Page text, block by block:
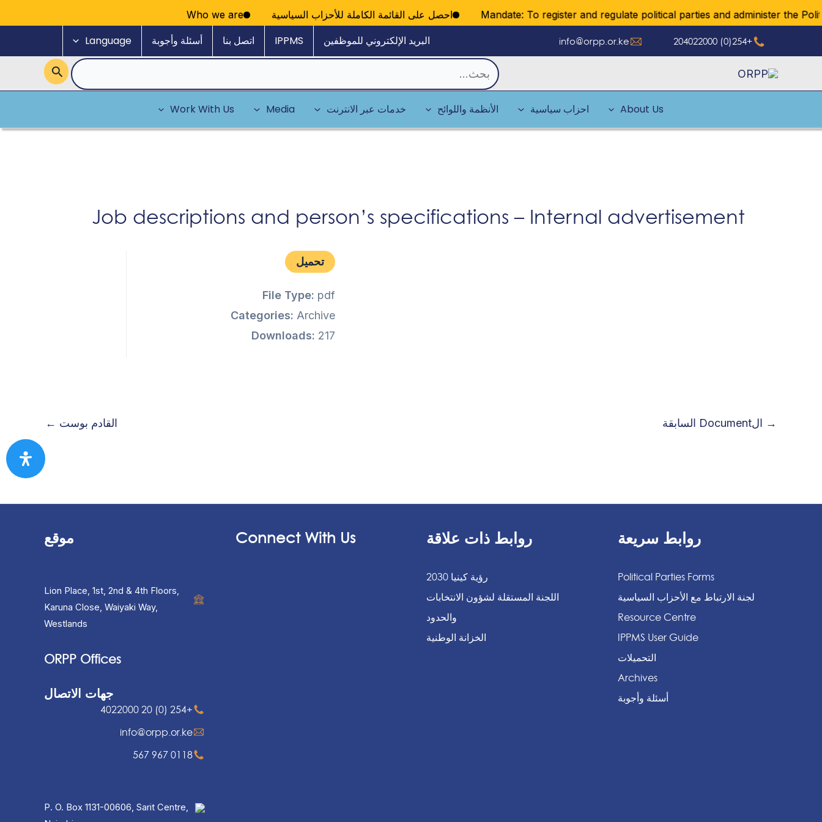
Mandate: To register and regulate political parties and administer the احصل على القائمة الكاملة للأحزاب السياسية Who we are
تخطي
إلى
+254(0) 204022000
info@orpp.or.ke البريد الإلكتروني للموظفين IPPMS اتصل بنا أسئلة وأجوبة Language
البحث
عن:
About Us احزاب سياسية الأنظمة واللوائح خدمات عبر الانترنت Media
Work With Us
Job descriptions and person’s specifications – Internal advertisement
تحميل
File Type: pdf
Categories: Archive
Downloads: 217
→ الDocument السابقة القادم بوست ←
روابط سريعة
Political Parties Forms
لجنة الارتباط مع الأحزاب السياسية
Resource Centre
IPPMS User Guide
التحميلات
Archives
أسئلة وأجوبة
روابط ذات علاقة
رؤية كينيا 2030
اللجنة المستقلة لشؤون الانتخابات
والحدود
الخزانة الوطنية
Connect With Us موقع
Lion Place, 1st, 2nd & 4th Floors,
Karuna Close, Waiyaki Way,
Westlands
ORPP Offices
جهات الاتصال
+254 (0) 20 4022000
info@orpp.or.ke
0118 967 567
P. O. Box 1131-00606, Sarit Centre,